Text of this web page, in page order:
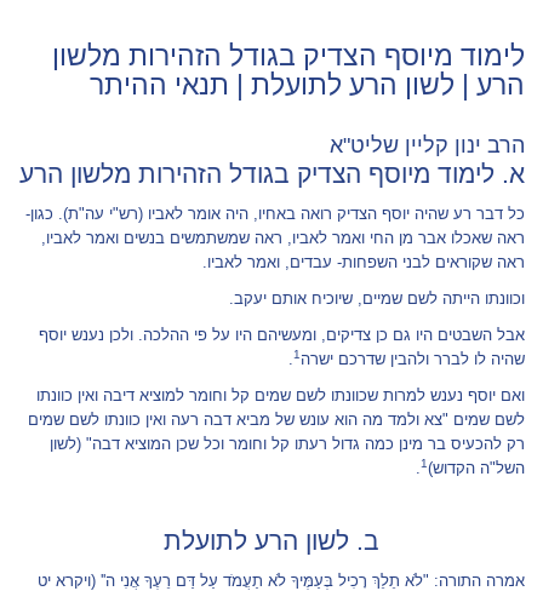
לימוד מיוסף הצדיק בגודל הזהירות מלשון
הרע | לשון הרע לתועלת | תנאי ההיתר
הרב ינון קליין שליט"א
א. לימוד מיוסף הצדיק בגודל הזהירות מלשון הרע
כל דבר רע שהיה יוסף הצדיק רואה באחיו, היה אומר לאביו (רש"י עה"ת). כגון-
ראה שאכלו אבר מן החי ואמר לאביו, ראה שמשתמשים בנשים ואמר לאביו,
ראה שקוראים לבני השפחות- עבדים, ואמר לאביו.
וכוונתו הייתה לשם שמיים, שיוכיח אותם יעקב.
אבל השבטים היו גם כן צדיקים, ומעשיהם היו על פי ההלכה. ולכן נענש יוסף
שהיה לו לברר ולהבין שדרכם ישרה 1
.
ואם יוסף נענש למרות שכוונתו לשם שמים קל וחומר למוציא דיבה ואין כוונתו
לשם שמים "צא ולמד מה הוא עונש של מביא דבה רעה ואין כוונתו לשם שמים
רק להכעיס בר מינן כמה גדול רעתו קל וחומר וכל שכן המוציא דבה" (לשון
השל"ה הקדוש)1
.
ב. לשון הרע לתועלת
אמרה התורה: "לֹא תֵלֵךְ רָכִיל בְּעַמֶּיךָ לֹא תַעֲמֹד עַל דַּם רֵעֶךָ אֲנִי ה'' (ויקרא יט